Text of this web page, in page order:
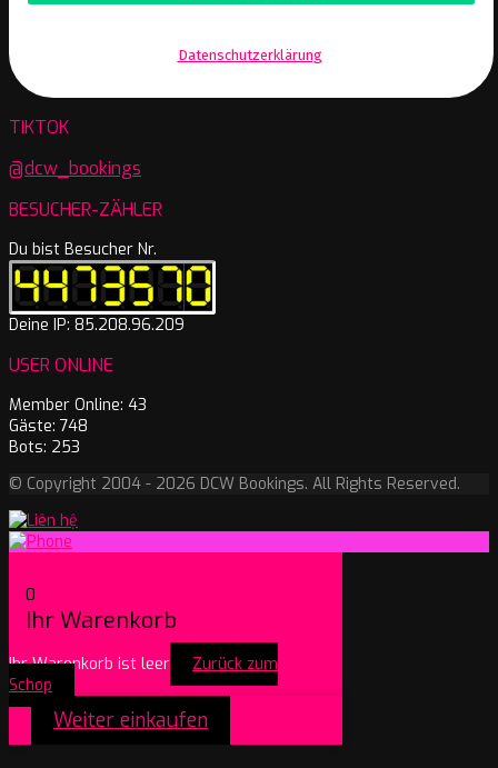
Datenschutzerklärung.
TIKTOK
@dcw_bookings
BESUCHER-ZÄHLER
Du bist Besucher Nr.
Deine IP: 85.208.96.209
USER ONLINE
Member Online: 43
Gäste: 748
Bots: 253
© Copyright 2004 - 2026 DCW Bookings. All Rights Reserved.
0
Ihr Warenkorb
Ihr Warenkorb ist leer
Zurück zum
Schop
Weiter einkaufen